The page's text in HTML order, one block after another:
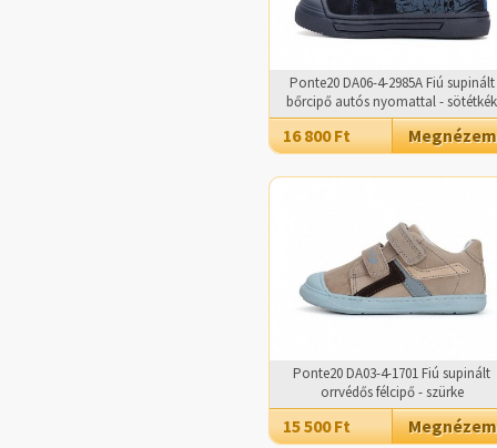
Ponte20 DA06-4-2985A Fiú supinált
bőrcipő autós nyomattal - sötétkék
16 800 Ft Megnézem
Ponte20 DA03-4-1701 Fiú supinált
orrvédős félcipő - szürke
15 500 Ft Megnézem